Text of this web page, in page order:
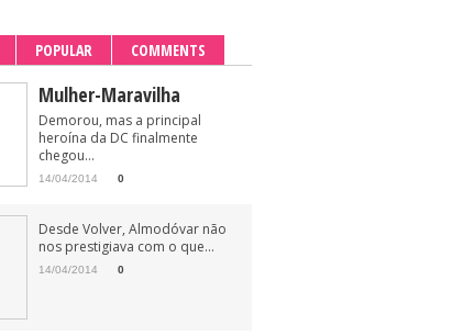
POPULAR COMMENTS
Mulher-Maravilha
Demorou, mas a principal
heroína da DC finalmente
chegou...
14/04/2014 0
Desde Volver, Almodóvar não
nos prestigiava com o que...
14/04/2014 0